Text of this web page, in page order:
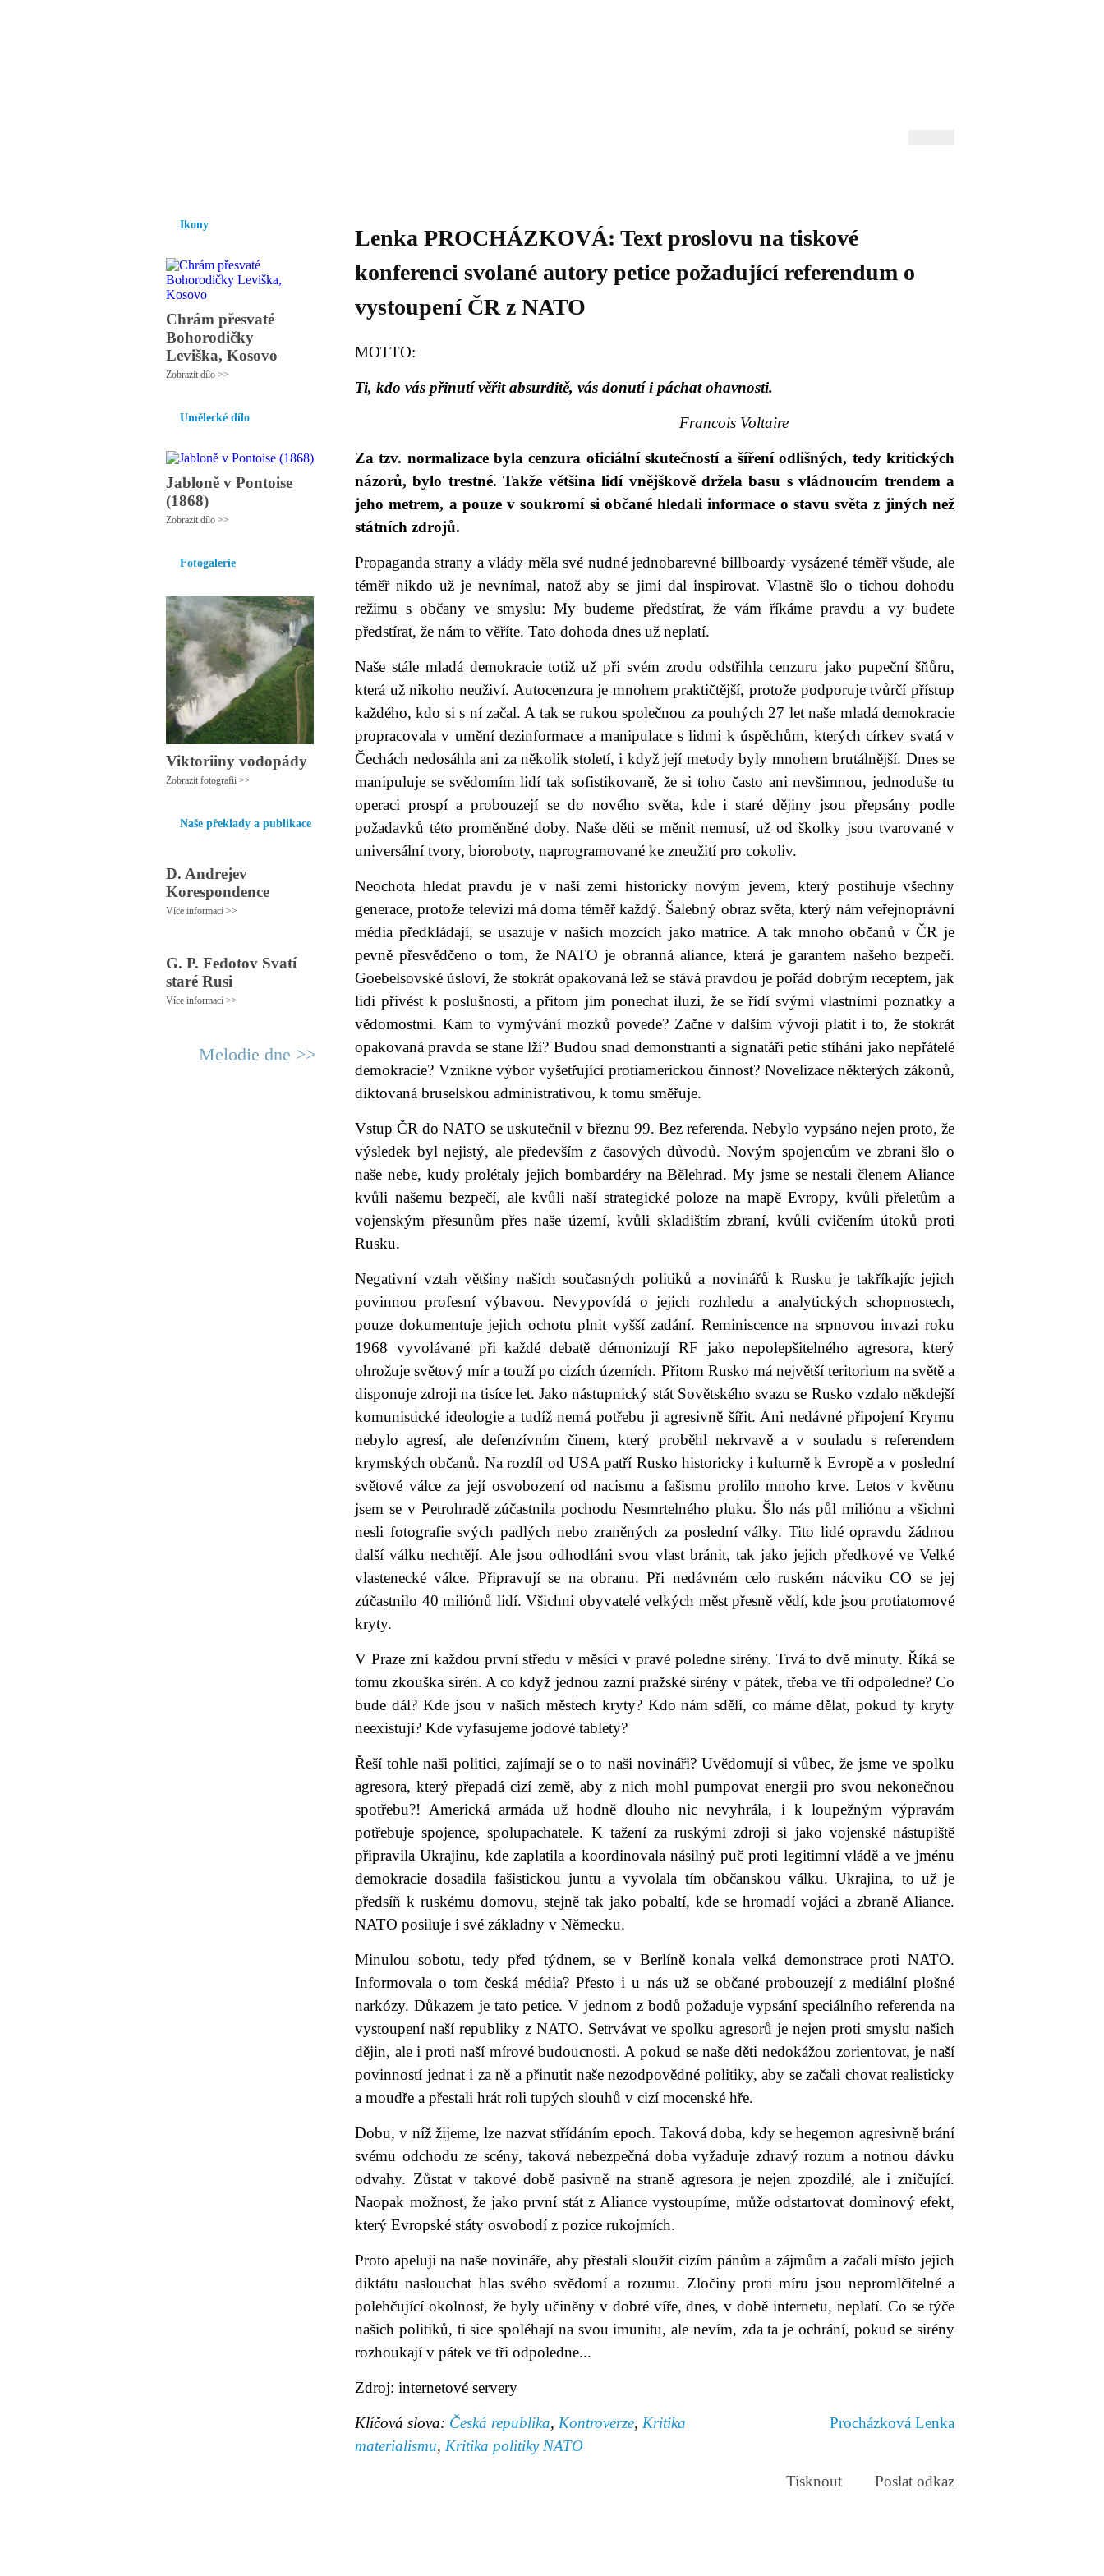
Ikony
Chrám přesvaté
Bohorodičky
Leviška, Kosovo
Zobrazit dílo >>
Umělecké dílo
Jabloně v Pontoise
(1868)
Zobrazit dílo >>
Fotogalerie
Viktoriiny vodopády
Zobrazit fotografii >>
Naše překlady a publikace
D. Andrejev
Korespondence
Více informací >>
G. P. Fedotov Svatí
staré Rusi
Více informací >>
Melodie dne >>
Lenka PROCHÁZKOVÁ: Text proslovu na tiskové
konferenci svolané autory petice požadující referendum o
vystoupení ČR z NATO
MOTTO:
Ti, kdo vás přinutí věřit absurditě, vás donutí i páchat ohavnosti.
Francois Voltaire
Za tzv. normalizace byla cenzura oficiální skutečností a šíření odlišných, tedy kritických
názorů, bylo trestné. Takže většina lidí vnějškově držela basu s vládnoucím trendem a
jeho metrem, a pouze v soukromí si občané hledali informace o stavu světa z jiných než
státních zdrojů.
Propaganda strany a vlády měla své nudné jednobarevné billboardy vysázené téměř všude, ale
téměř nikdo už je nevnímal, natož aby se jimi dal inspirovat. Vlastně šlo o tichou dohodu
režimu s občany ve smyslu: My budeme předstírat, že vám říkáme pravdu a vy budete
předstírat, že nám to věříte. Tato dohoda dnes už neplatí.
Naše stále mladá demokracie totiž už při svém zrodu odstřihla cenzuru jako pupeční šňůru,
která už nikoho neuživí. Autocenzura je mnohem praktičtější, protože podporuje tvůrčí přístup
každého, kdo si s ní začal. A tak se rukou společnou za pouhých 27 let naše mladá demokracie
propracovala v umění dezinformace a manipulace s lidmi k úspěchům, kterých církev svatá v
Čechách nedosáhla ani za několik století, i když její metody byly mnohem brutálnější. Dnes se
manipuluje se svědomím lidí tak sofistikovaně, že si toho často ani nevšimnou, jednoduše tu
operaci prospí a probouzejí se do nového světa, kde i staré dějiny jsou přepsány podle
požadavků této proměněné doby. Naše děti se měnit nemusí, už od školky jsou tvarované v
universální tvory, bioroboty, naprogramované ke zneužití pro cokoliv.
Neochota hledat pravdu je v naší zemi historicky novým jevem, který postihuje všechny
generace, protože televizi má doma téměř každý. Šalebný obraz světa, který nám veřejnoprávní
média předkládají, se usazuje v našich mozcích jako matrice. A tak mnoho občanů v ČR je
pevně přesvědčeno o tom, že NATO je obranná aliance, která je garantem našeho bezpečí.
Goebelsovské úsloví, že stokrát opakovaná lež se stává pravdou je pořád dobrým receptem, jak
lidi přivést k poslušnosti, a přitom jim ponechat iluzi, že se řídí svými vlastními poznatky a
vědomostmi. Kam to vymývání mozků povede? Začne v dalším vývoji platit i to, že stokrát
opakovaná pravda se stane lží? Budou snad demonstranti a signatáři petic stíháni jako nepřátelé
demokracie? Vznikne výbor vyšetřující protiamerickou činnost? Novelizace některých zákonů,
diktovaná bruselskou administrativou, k tomu směřuje.
Vstup ČR do NATO se uskutečnil v březnu 99. Bez referenda. Nebylo vypsáno nejen proto, že
výsledek byl nejistý, ale především z časových důvodů. Novým spojencům ve zbrani šlo o
naše nebe, kudy prolétaly jejich bombardéry na Bělehrad. My jsme se nestali členem Aliance
kvůli našemu bezpečí, ale kvůli naší strategické poloze na mapě Evropy, kvůli přeletům a
vojenským přesunům přes naše území, kvůli skladištím zbraní, kvůli cvičením útoků proti
Rusku.
Negativní vztah většiny našich současných politiků a novinářů k Rusku je takříkajíc jejich
povinnou profesní výbavou. Nevypovídá o jejich rozhledu a analytických schopnostech,
pouze dokumentuje jejich ochotu plnit vyšší zadání. Reminiscence na srpnovou invazi roku
1968 vyvolávané při každé debatě démonizují RF jako nepolepšitelného agresora, který
ohrožuje světový mír a touží po cizích územích. Přitom Rusko má největší teritorium na světě a
disponuje zdroji na tisíce let. Jako nástupnický stát Sovětského svazu se Rusko vzdalo někdejší
komunistické ideologie a tudíž nemá potřebu ji agresivně šířit. Ani nedávné připojení Krymu
nebylo agresí, ale defenzívním činem, který proběhl nekrvavě a v souladu s referendem
krymských občanů. Na rozdíl od USA patří Rusko historicky i kulturně k Evropě a v poslední
světové válce za její osvobození od nacismu a fašismu prolilo mnoho krve. Letos v květnu
jsem se v Petrohradě zúčastnila pochodu Nesmrtelného pluku. Šlo nás půl miliónu a všichni
nesli fotografie svých padlých nebo zraněných za poslední války. Tito lidé opravdu žádnou
další válku nechtějí. Ale jsou odhodláni svou vlast bránit, tak jako jejich předkové ve Velké
vlastenecké válce. Připravují se na obranu. Při nedávném celo ruském nácviku CO se jej
zúčastnilo 40 miliónů lidí. Všichni obyvatelé velkých měst přesně vědí, kde jsou protiatomové
kryty.
V Praze zní každou první středu v měsíci v pravé poledne sirény. Trvá to dvě minuty. Říká se
tomu zkouška sirén. A co když jednou zazní pražské sirény v pátek, třeba ve tři odpoledne? Co
bude dál? Kde jsou v našich městech kryty? Kdo nám sdělí, co máme dělat, pokud ty kryty
neexistují? Kde vyfasujeme jodové tablety?
Řeší tohle naši politici, zajímají se o to naši novináři? Uvědomují si vůbec, že jsme ve spolku
agresora, který přepadá cizí země, aby z nich mohl pumpovat energii pro svou nekonečnou
spotřebu?! Americká armáda už hodně dlouho nic nevyhrála, i k loupežným výpravám
potřebuje spojence, spolupachatele. K tažení za ruskými zdroji si jako vojenské nástupiště
připravila Ukrajinu, kde zaplatila a koordinovala násilný puč proti legitimní vládě a ve jménu
demokracie dosadila fašistickou juntu a vyvolala tím občanskou válku. Ukrajina, to už je
předsíň k ruskému domovu, stejně tak jako pobaltí, kde se hromadí vojáci a zbraně Aliance.
NATO posiluje i své základny v Německu.
Minulou sobotu, tedy před týdnem, se v Berlíně konala velká demonstrace proti NATO.
Informovala o tom česká média? Přesto i u nás už se občané probouzejí z mediální plošné
narkózy. Důkazem je tato petice. V jednom z bodů požaduje vypsání speciálního referenda na
vystoupení naší republiky z NATO. Setrvávat ve spolku agresorů je nejen proti smyslu našich
dějin, ale i proti naší mírové budoucnosti. A pokud se naše děti nedokážou zorientovat, je naší
povinností jednat i za ně a přinutit naše nezodpovědné politiky, aby se začali chovat realisticky
a moudře a přestali hrát roli tupých slouhů v cizí mocenské hře.
Dobu, v níž žijeme, lze nazvat střídáním epoch. Taková doba, kdy se hegemon agresivně brání
svému odchodu ze scény, taková nebezpečná doba vyžaduje zdravý rozum a notnou dávku
odvahy. Zůstat v takové době pasivně na straně agresora je nejen zpozdilé, ale i zničující.
Naopak možnost, že jako první stát z Aliance vystoupíme, může odstartovat dominový efekt,
který Evropské státy osvobodí z pozice rukojmích.
Proto apeluji na naše novináře, aby přestali sloužit cizím pánům a zájmům a začali místo jejich
diktátu naslouchat hlas svého svědomí a rozumu. Zločiny proti míru jsou nepromlčitelné a
polehčující okolnost, že byly učiněny v dobré víře, dnes, v době internetu, neplatí. Co se týče
našich politiků, ti sice spoléhají na svou imunitu, ale nevím, zda ta je ochrání, pokud se sirény
rozhoukají v pátek ve tři odpoledne...
Zdroj: internetové servery
Klíčová slova: Česká republika, Kontroverze, Kritika
materialismu, Kritika politiky NATO
Procházková Lenka
Tisknout Poslat odkaz